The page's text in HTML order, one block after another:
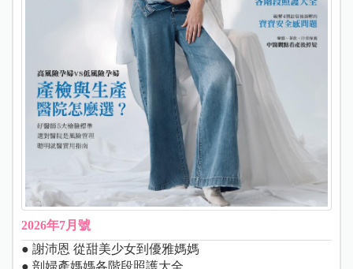
2026年7月號
● 謝沛恩 從甜美少女到優雅媽媽
● 剖婦產媽媽各階段照護大全